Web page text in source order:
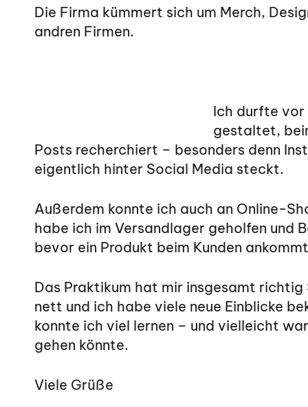
Die Firma kümmert sich um Merch,
andren Firmen.
Ich durfte vor
gestaltet,
Posts recherchiert – besonders denn
eigentlich hinter Social Media steckt.
Außerdem konnte ich auch an Online-
habe ich im Versandlager geholfen und
bevor ein Produkt beim Kunden
Das Praktikum hat mir insgesamt
nett und ich habe viele neue Einblicke
konnte ich viel lernen – und vielleicht
gehen könnte.
Viele Grüße